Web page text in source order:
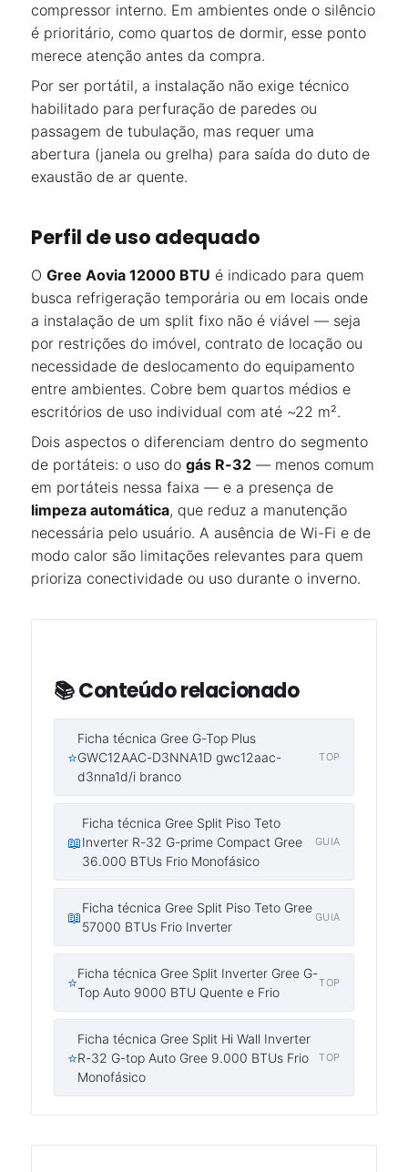
compressor interno. Em ambientes onde o silêncio
é prioritário, como quartos de dormir, esse ponto
merece atenção antes da compra.
Por ser portátil, a instalação não exige técnico
habilitado para perfuração de paredes ou
passagem de tubulação, mas requer uma
abertura (janela ou grelha) para saída do duto de
exaustão de ar quente.
Perfil de uso adequado
O Gree Aovia 12000 BTU é indicado para quem
busca refrigeração temporária ou em locais onde
a instalação de um split fixo não é viável — seja
por restrições do imóvel, contrato de locação ou
necessidade de deslocamento do equipamento
entre ambientes. Cobre bem quartos médios e
escritórios de uso individual com até ~22 m².
Dois aspectos o diferenciam dentro do segmento
de portáteis: o uso do gás R-32 — menos comum
em portáteis nessa faixa — e a presença de
limpeza automática, que reduz a manutenção
necessária pelo usuário. A ausência de Wi-Fi e de
modo calor são limitações relevantes para quem
prioriza conectividade ou uso durante o inverno.
📚 Conteúdo relacionado
⭐
Ficha técnica Gree G-Top Plus
GWC12AAC-D3NNA1D gwc12aac-
d3nna1d/i branco
TOP
📖
Ficha técnica Gree Split Piso Teto
Inverter R-32 G-prime Compact Gree
36.000 BTUs Frio Monofásico
GUIA
📖
Ficha técnica Gree Split Piso Teto Gree
57000 BTUs Frio Inverter
GUIA
⭐
Ficha técnica Gree Split Inverter Gree G-
Top Auto 9000 BTU Quente e Frio
TOP
⭐
Ficha técnica Gree Split Hi Wall Inverter
R-32 G-top Auto Gree 9.000 BTUs Frio
Monofásico
TOP